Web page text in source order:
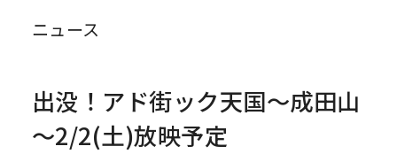
ニュース
出没！アド街ック天国～成田山
～2/2(土)放映予定